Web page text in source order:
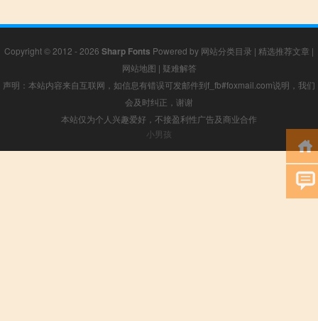
Copyright © 2012 - 2026 Sharp Fonts Powered by 网站分类目录 | 精选推荐文章 |
网站地图 | 疑难解答
声明：本站内容来自互联网，如信息有错误可发邮件到f_fb#foxmail.com说明，我们
会及时纠正，谢谢
本站仅为个人兴趣爱好，不接盈利性广告及商业合作
小男孩